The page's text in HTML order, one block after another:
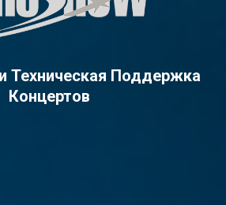
Техническая Поддержка
Концертов